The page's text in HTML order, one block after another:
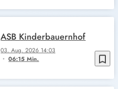
bookmark_border
03. Aug. 2026 14:03
06:15 Min.
ASB Kinderbauernhof